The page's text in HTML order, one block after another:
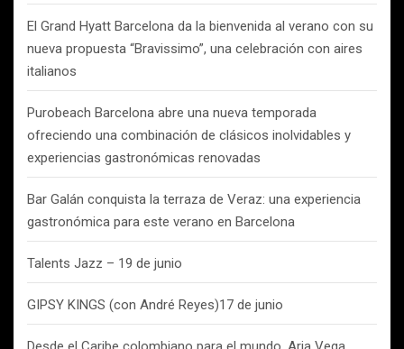
El Grand Hyatt Barcelona da la bienvenida al verano con su
nueva propuesta “Bravissimo”, una celebración con aires
italianos
Purobeach Barcelona abre una nueva temporada
ofreciendo una combinación de clásicos inolvidables y
experiencias gastronómicas renovadas
Bar Galán conquista la terraza de Veraz: una experiencia
gastronómica para este verano en Barcelona
Talents Jazz – 19 de junio
GIPSY KINGS (con André Reyes)17 de junio